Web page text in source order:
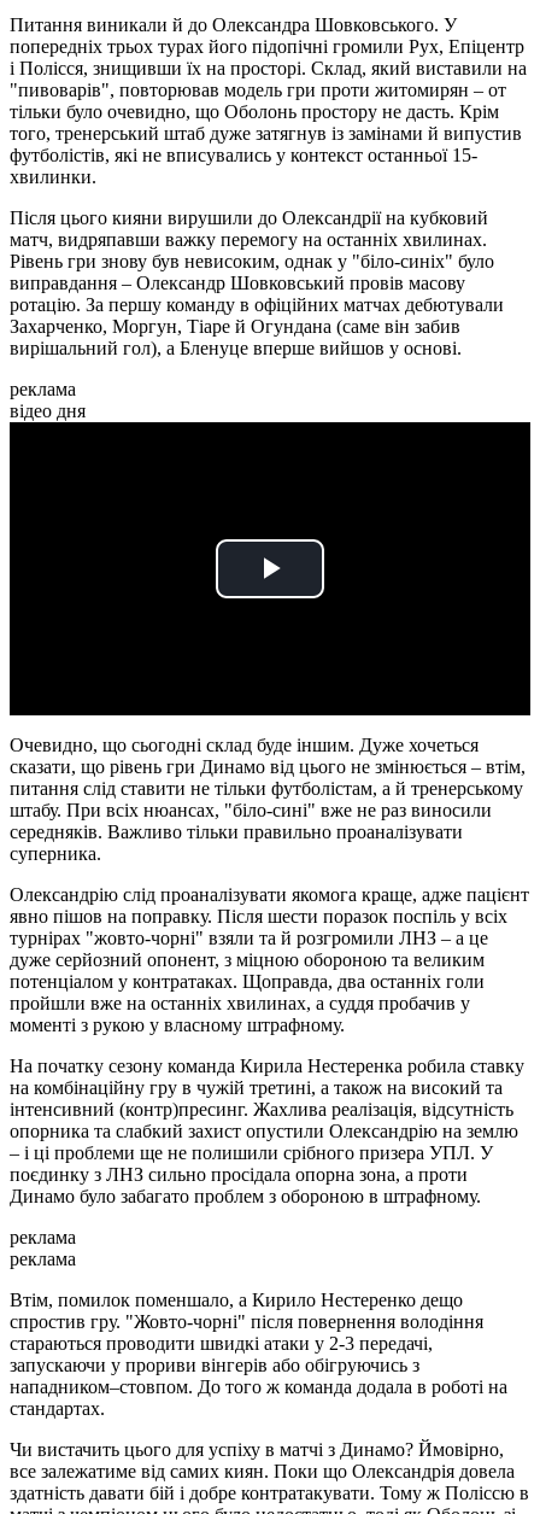
Питання виникали й до Олександра Шовковського. У
попередніх трьох турах його підопічні громили Рух, Епіцентр
і Полісся, знищивши їх на просторі. Склад, який виставили на
"пивоварів", повторював модель гри проти житомирян – от
тільки було очевидно, що Оболонь простору не дасть. Крім
того, тренерський штаб дуже затягнув із замінами й випустив
футболістів, які не вписувались у контекст останньої 15-
хвилинки.
Після цього кияни вирушили до Олександрії на кубковий
матч, видряпавши важку перемогу на останніх хвилинах.
Рівень гри знову був невисоким, однак у "біло-синіх" було
виправдання – Олександр Шовковський провів масову
ротацію. За першу команду в офіційних матчах дебютували
Захарченко, Моргун, Тіаре й Огундана (саме він забив
вирішальний гол), а Бленуце вперше вийшов у основі.
реклама
відео дня
Play
Очевидно, що сьогодні склад буде іншим. Дуже хочеться
сказати, що рівень гри Динамо від цього не змінюється – втім,
питання слід ставити не тільки футболістам, а й тренерському
штабу. При всіх нюансах, "біло-сині" вже не раз виносили
середняків. Важливо тільки правильно проаналізувати
суперника.
Олександрію слід проаналізувати якомога краще, адже пацієнт
явно пішов на поправку. Після шести поразок поспіль у всіх
турнірах "жовто-чорні" взяли та й розгромили ЛНЗ – а це
дуже серйозний опонент, з міцною обороною та великим
потенціалом у контратаках. Щоправда, два останніх голи
пройшли вже на останніх хвилинах, а суддя пробачив у
моменті з рукою у власному штрафному.
На початку сезону команда Кирила Нестеренка робила ставку
на комбінаційну гру в чужій третині, а також на високий та
інтенсивний (контр)пресинг. Жахлива реалізація, відсутність
опорника та слабкий захист опустили Олександрію на землю
– і ці проблеми ще не полишили срібного призера УПЛ. У
поєдинку з ЛНЗ сильно просідала опорна зона, а проти
Динамо було забагато проблем з обороною в штрафному.
реклама
реклама
Втім, помилок поменшало, а Кирило Нестеренко дещо
спростив гру. "Жовто-чорні" після повернення володіння
стараються проводити швидкі атаки у 2-3 передачі,
запускаючи у прориви вінгерів або обігруючись з
нападником–стовпом. До того ж команда додала в роботі на
стандартах.
Чи вистачить цього для успіху в матчі з Динамо? Ймовірно,
все залежатиме від самих киян. Поки що Олександрія довела
здатність давати бій і добре контратакувати. Тому ж Поліссю в